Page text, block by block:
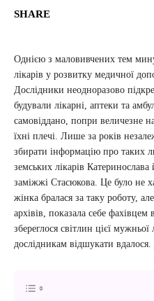
SHARE
Однією з маловивчених тем
лікарів у розвитку медичної
Дослідники неодноразово
будували лікарні, аптеки та
самовіддано, попри величезне
їхні плечі. Лише за років
збирати інформацію про таких
земських лікарів
заміжжі Стасюкова. Це було не
жінка бралася за таку роботу,
архівів, показала себе фахівцем
збереглося світлин цієї
дослідникам відшукати вдалося.